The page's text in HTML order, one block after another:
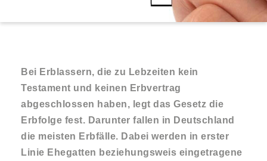
Bei Erblassern, die zu Lebzeiten kein
Testament und keinen Erbvertrag
abgeschlossen haben, legt das Gesetz die
Erbfolge fest. Darunter fallen in Deutschland
die meisten Erbfälle. Dabei werden in erster
Linie Ehegatten beziehungsweis eingetragene